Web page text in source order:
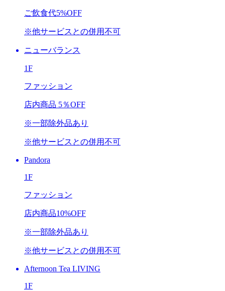
ご飲食代5%OFF
※他サービスとの併用不可
ニューバランス
1F
ファッション
店内商品 5％OFF
※一部除外品あり
※他サービスとの併用不可
Pandora
1F
ファッション
店内商品10%OFF
※一部除外品あり
※他サービスとの併用不可
Afternoon Tea LIVING
1F